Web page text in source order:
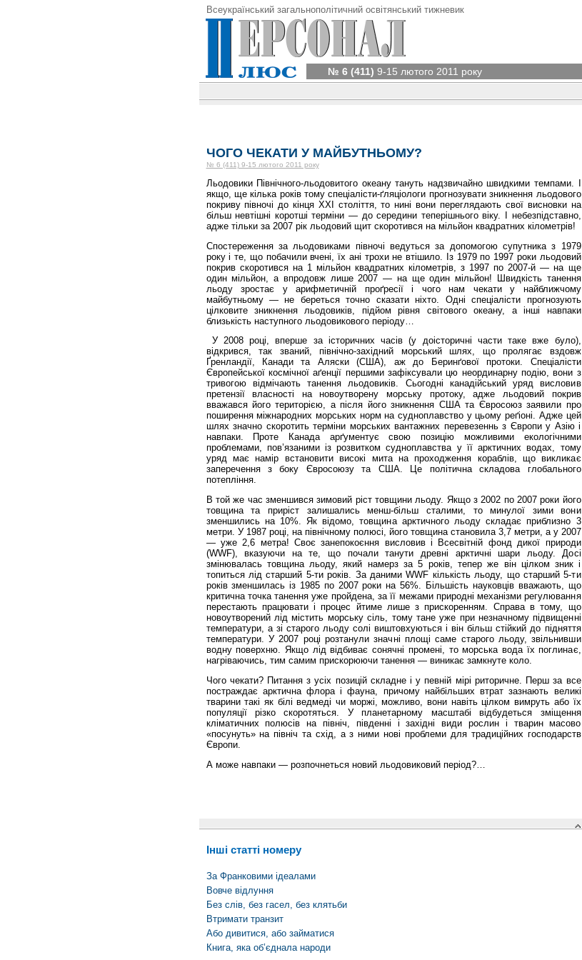
Всеукраїнський загальнополітичний освітянський тижневик
№ 6 (411) 9-15 лютого 2011 року
ЧОГО ЧЕКАТИ У МАЙБУТНЬОМУ?
№ 6 (411) 9-15 лютого 2011 року
Льодовики Північного-льодовитого океану тануть надзвичайно швидкими темпами. І
якщо, ще кілька років тому спеціалісти-ґляціологи прогнозувати зникнення льодового
покриву півночі до кінця ХХІ століття, то нині вони переглядають свої висновки на
більш невтішні коротші терміни — до середини теперішнього віку. І небезпідставно,
адже тільки за 2007 рік льодовий щит скоротився на мільйон квадратних кілометрів!
Спостереження за льодовиками півночі ведуться за допомогою супутника з 1979
року і те, що побачили вчені, їх ані трохи не втішило. Із 1979 по 1997 роки льодовий
покрив скоротився на 1 мільйон квадратних кілометрів, з 1997 по 2007-й — на ще
один мільйон, а впродовж лише 2007 — на ще один мільйон! Швидкість танення
льоду зростає у арифметичній проґресії і чого нам чекати у найближчому
майбутньому — не береться точно сказати ніхто. Одні спеціалісти прогнозують
цілковите зникнення льодовиків, підйом рівня світового океану, а інші навпаки
близькість наступного льодовикового періоду…
У 2008 році, вперше за історичних часів (у доісторичні части таке вже було),
відкрився, так званий, північно-західний морський шлях, що пролягає вздовж
Ґренландії, Канади та Аляски (США), аж до Беринґової протоки. Спеціалісти
Європейської космічної аґенції першими зафіксували цю неординарну подію, вони з
тривогою відмічають танення льодовиків. Сьогодні канадійський уряд висловив
претензії власності на новоутворену морську протоку, адже льодовий покрив
вважався його територією, а після його зникнення США та Євросоюз заявили про
поширення міжнародних морських норм на судноплавство у цьому реґіоні. Адже цей
шлях значно скоротить терміни морських вантажних перевезеннь з Європи у Азію і
навпаки. Проте Канада арґументує свою позицію можливими екологічними
проблемами, пов’язаними із розвитком судноплавства у її арктичних водах, тому
уряд має намір встановити високі мита на проходження кораблів, що викликає
заперечення з боку Євросоюзу та США. Це політична складова глобального
потепління.
В той же час зменшився зимовий ріст товщини льоду. Якщо з 2002 по 2007 роки його
товщина та приріст залишались менш-більш сталими, то минулої зими вони
зменшились на 10%. Як відомо, товщина арктичного льоду складає приблизно 3
метри. У 1987 році, на північному полюсі, його товщина становила 3,7 метри, а у 2007
— уже 2,6 метра! Своє занепокоєння висловив і Всесвітній фонд дикої природи
(WWF), вказуючи на те, що почали танути древні арктичні шари льоду. Досі
змінювалась товщина льоду, який намерз за 5 років, тепер же він цілком зник і
топиться лід старший 5-ти років. За даними WWF кількість льоду, що старший 5-ти
років зменшилась із 1985 по 2007 роки на 56%. Більшість науковців вважають, що
критична точка танення уже пройдена, за її межами природні механізми регулювання
перестають працювати і процес йтиме лише з прискоренням. Справа в тому, що
новоутворений лід містить морську сіль, тому тане уже при незначному підвищенні
температури, а зі старого льоду солі виштовхуються і він більш стійкий до підняття
температури. У 2007 році розтанули значні площі саме старого льоду, звільнивши
водну поверхню. Якщо лід відбиває сонячні промені, то морська вода їх поглинає,
нагріваючись, тим самим прискорюючи танення — виникає замкнуте коло.
Чого чекати? Питання з усіх позицій складне і у певній мірі риторичне. Перш за все
постраждає арктична флора і фауна, причому найбільших втрат зазнають великі
тварини такі як білі ведмеді чи моржі, можливо, вони навіть цілком вимруть або їх
популяції різко скоротяться. У планетарному масштабі відбудеться зміщення
кліматичних полюсів на північ, південні і західні види рослин і тварин масово
«посунуть» на північ та схід, а з ними нові проблеми для традиційних господарств
Європи.
А може навпаки — розпочнеться новий льодовиковий період?…
Інші статті номеру
За Франковими ідеалами
Вовче відлуння
Без слів, без гасел, без клятьби
Втримати транзит
Або дивитися, або займатися
Книга, яка об’єднала народи